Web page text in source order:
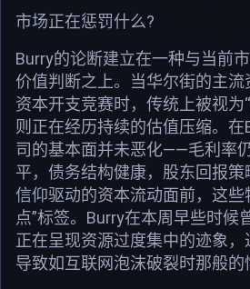
市场正在惩罚什么?
Burry的论断建立在一种与当前
价值判断之上。当华尔街的主流
资本开支竞赛时，传统上被视为
则正在经历持续的估值压缩。
司的基本面并未恶化——毛利率
平，债务结构健康，股东回报
信仰驱动的资本流动面前，这些
点”标签。Burry在本周早些时候
正在呈现资源过度集中的迹象
导致如互联网泡沫破裂时那般的